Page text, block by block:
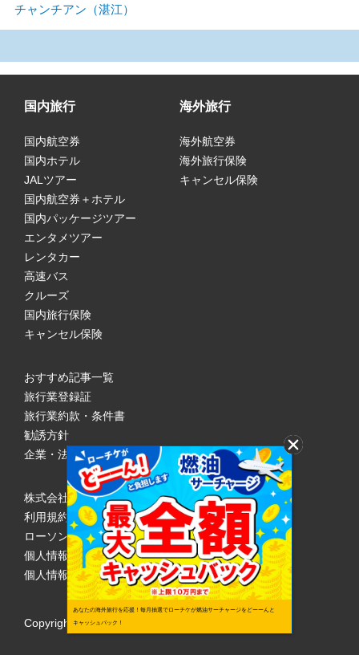
チャンチアン（湛江）
国内旅行
国内航空券
国内ホテル
JALツアー
国内航空券＋ホテル
国内パッケージツアー
エンタメツアー
レンタカー
高速バス
クルーズ
国内旅行保険
キャンセル保険
海外旅行
海外航空券
海外旅行保険
キャンセル保険
おすすめ記事一覧
旅行業登録証
旅行業約款・条件書
勧誘方針
企業・法人のみなさまへ
株式会社ローソンエンタテインメント
利用規約
ローソンWEB会員規約
個人情報の取り扱いについて
個人情報保護方針
Copyright © 1998 Lawson Entertainment, Inc.
あなたの海外旅行を応援！毎月抽選でローチケが燃油サーチャージをどーーんと
キャッシュバック！